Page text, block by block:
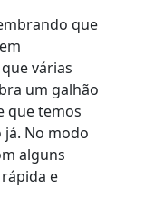
que
várias
um galhão
que temos
No modo
alguns
e